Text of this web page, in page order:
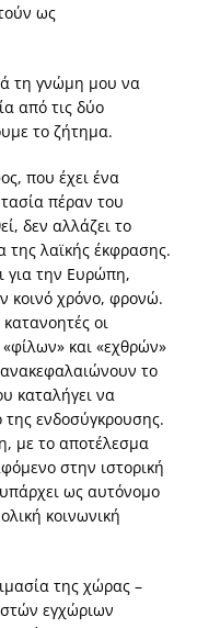
ως
τη γνώμη μου να
από τις δύο
το ζήτημα.
που έχει ένα
πέραν του
δεν αλλάζει το
της λαϊκής έκφρασης.
για την Ευρώπη,
κοινό χρόνο, φρονώ.
οι
και «εχθρών»
το
καταλήγει να
της ενδοσύγκρουσης.
με το αποτέλεσμα
στην ιστορική
ως αυτόνομο
κοινωνική
της χώρας –
εγχώριων